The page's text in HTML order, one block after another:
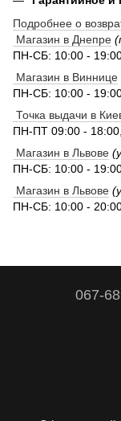
Подробнее о
Магазин в Днепре
ПН-СБ: 10:00 -
Магазин в Виннице
ПН-СБ: 10:00 -
Точка выдачи в
ПН-ПТ 09:00 -
Магазин в Львове
ПН-СБ: 10:00 -
Магазин в Львове
ПН-СБ: 10:00 -
067-